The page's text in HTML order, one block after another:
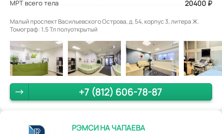
МРТ всего тела 20400 ₽
Малый проспект Васильевского Острова, д. 54, корпус 3, литера Ж.
Томограф: 1,5 Тл полуоткрытый
+7 (812) 606-78-87
РЭМСИ НА ЧАПАЕВА